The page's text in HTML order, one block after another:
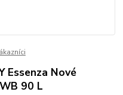
Essenza Nové
90 L